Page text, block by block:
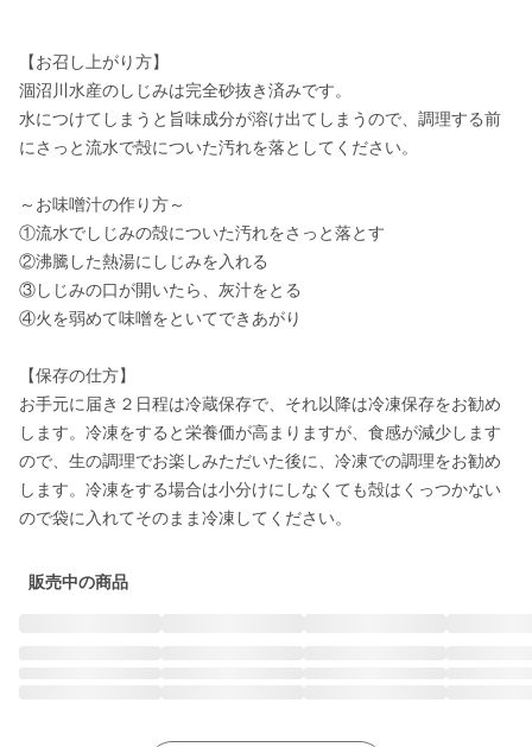
【お召し上がり方】
涸沼川水産のしじみは完全砂抜き済みです。
水につけてしまうと旨味成分が溶け出てしまうので、調理する前
にさっと流水で殻についた汚れを落としてください。
～お味噌汁の作り方～
①流水でしじみの殻についた汚れをさっと落とす
②沸騰した熱湯にしじみを入れる
③しじみの口が開いたら、灰汁をとる
④火を弱めて味噌をといてできあがり
【保存の仕方】
お手元に届き２日程は冷蔵保存で、それ以降は冷凍保存をお勧め
します。冷凍をすると栄養価が高まりますが、食感が減少します
ので、生の調理でお楽しみただいた後に、冷凍での調理をお勧め
します。冷凍をする場合は小分けにしなくても殻はくっつかない
ので袋に入れてそのまま冷凍してください。
販売中の商品